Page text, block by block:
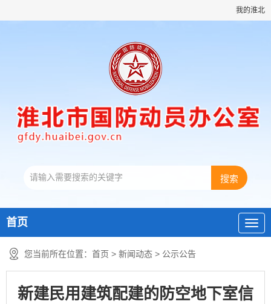
我的淮北
首页
您当前所在位置： 首页 > 新闻动态 > 公示公告
新建民用建筑配建的防空地下室信